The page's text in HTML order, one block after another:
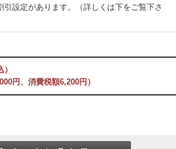
引設定があります。（詳しくは下をご覧下さ
円、消費税額6,200円）